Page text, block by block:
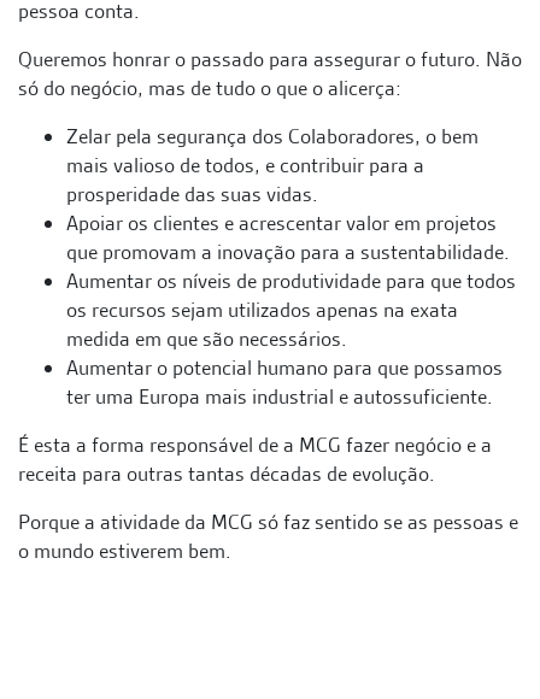
pessoa conta.
Queremos honrar o passado para assegurar o futuro. Não
só do negócio, mas de tudo o que o alicerça:
Zelar pela segurança dos Colaboradores, o bem
mais valioso de todos, e contribuir para a
prosperidade das suas vidas.
Apoiar os clientes e acrescentar valor em projetos
que promovam a inovação para a sustentabilidade.
Aumentar os níveis de produtividade para que todos
os recursos sejam utilizados apenas na exata
medida em que são necessários.
Aumentar o potencial humano para que possamos
ter uma Europa mais industrial e autossuficiente.
É esta a forma responsável de a MCG fazer negócio e a
receita para outras tantas décadas de evolução.
Porque a atividade da MCG só faz sentido se as pessoas e
o mundo estiverem bem.